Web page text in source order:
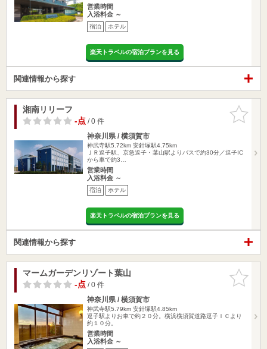
営業時間
入浴料金 ～
宿泊 ホテル
楽天トラベルの宿泊プランを見る
関連情報から探す
お気に入
りに追加
湘南リリーフ
-点/ 0 件
神奈川県 / 横須賀市
神武寺駅5.72km 安針塚駅4.75km
ＪＲ逗子駅、京急逗子・葉山駅よりバスで約30分／逗子IC
から車で約3…
営業時間
入浴料金 ～
宿泊 ホテル
楽天トラベルの宿泊プランを見る
関連情報から探す
お気に入
りに追加
マームガーデンリゾート葉山
-点/ 0 件
神奈川県 / 横須賀市
神武寺駅5.79km 安針塚駅4.85km
逗子駅よりお車で約２０分。横浜横須賀道路逗子ＩＣより
約１０分。
営業時間
入浴料金 ～